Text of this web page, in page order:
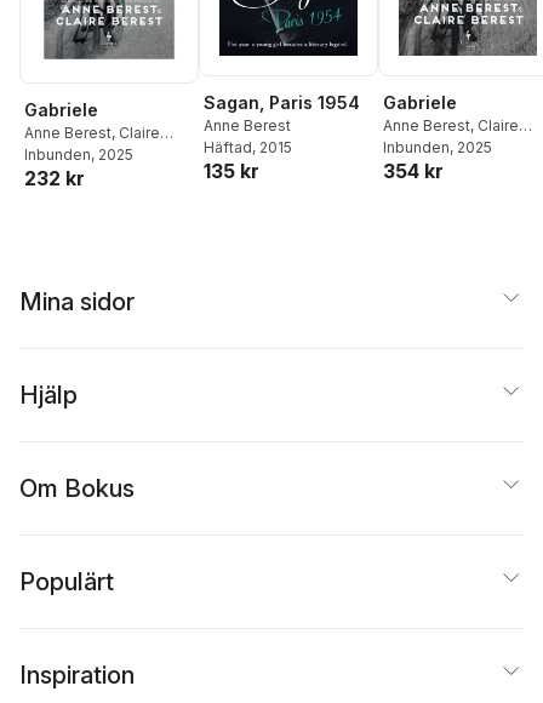
Gabriele
Anne Berest, Claire
Berest
Inbunden, 2025
232 kr
Sagan, Paris 1954
Anne Berest
Häftad, 2015
135 kr
Gabriele
Anne Berest, Claire
Berest
Inbunden, 2025
354 kr
Mina sidor
Hjälp
Om Bokus
Populärt
Inspiration